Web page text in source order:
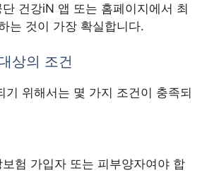
건강iN 앱 또는 홈페이지에서 최
는 것이 가장 확실합니다.
상의 조건
기 위해서는 몇 가지 조건이 충족되
보험 가입자 또는 피부양자여야 합